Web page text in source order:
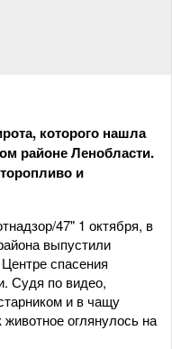
которого нашла
районе Ленобласти.
и
47" 1 октября, в
выпустили
спасения
Судя по видео,
и в чащу
оглянулось на